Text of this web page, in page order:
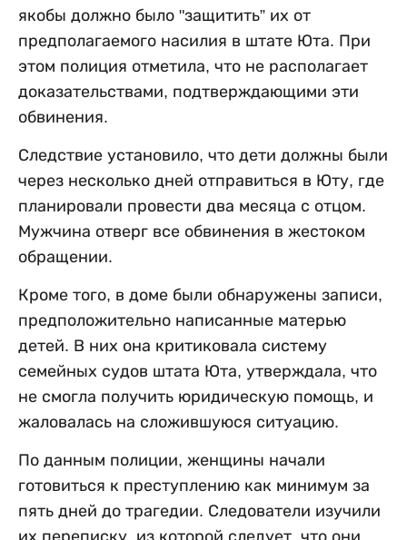
якобы должно было "защитить” их от
предполагаемого насилия в штате Юта. При
этом полиция отметила, что не располагает
доказательствами, подтверждающими эти
обвинения.
Следствие установило, что дети должны были
через несколько дней отправиться в Юту, где
планировали провести два месяца с отцом.
Мужчина отверг все обвинения в жестоком
обращении.
Кроме того, в доме были обнаружены записи,
предположительно написанные матерью
детей. В них она критиковала систему
семейных судов штата Юта, утверждала, что
не смогла получить юридическую помощь, и
жаловалась на сложившуюся ситуацию.
По данным полиции, женщины начали
готовиться к преступлению как минимум за
пять дней до трагедии. Следователи изучили
их переписку, из которой следует, что они